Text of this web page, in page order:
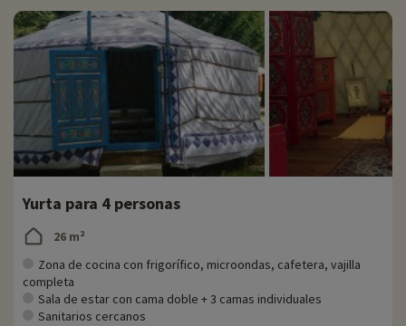
Yurta para 4 personas
26 m²
Zona de cocina con frigorífico, microondas, cafetera, vajilla
completa
Sala de estar con cama doble + 3 camas individuales
Sanitarios cercanos